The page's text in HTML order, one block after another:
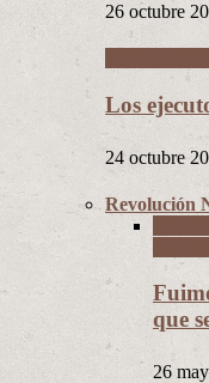
26 octubre
Los
24 octubre
Revolución
que
26